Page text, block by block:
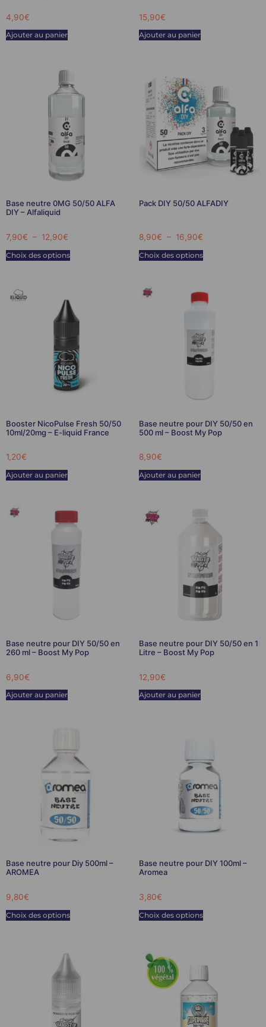
4,90€
Ajouter au panier
15,90€
Ajouter au panier
Base neutre 0MG 50/50 ALFA
DIY – Alfaliquid
7,90€ – 12,90€
Choix des options
Pack DIY 50/50 ALFADIY
8,90€ – 16,90€
Choix des options
Booster NicoPulse Fresh 50/50
10ml/20mg – E-liquid France
1,20€
Ajouter au panier
Base neutre pour DIY 50/50 en
500 ml – Boost My Pop
8,90€
Ajouter au panier
Base neutre pour DIY 50/50 en
260 ml – Boost My Pop
6,90€
Ajouter au panier
Base neutre pour DIY 50/50 en 1
Litre – Boost My Pop
12,90€
Ajouter au panier
Base neutre pour Diy 500ml –
AROMEA
9,80€
Choix des options
Base neutre pour DIY 100ml –
Aromea
3,80€
Choix des options